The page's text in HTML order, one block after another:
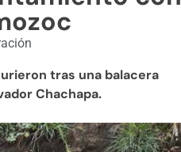
tras una balacera
Chachapa.